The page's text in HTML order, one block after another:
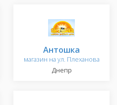
Антошка
магазин на ул. Плеханова
Днепр